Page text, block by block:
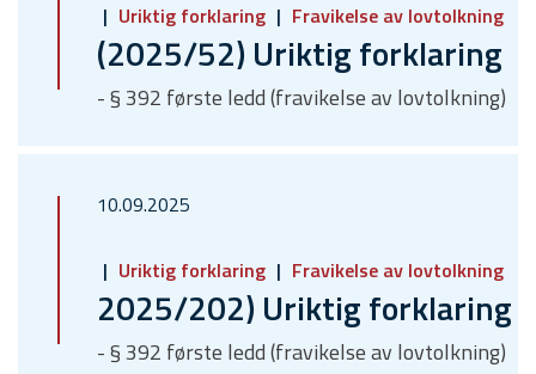
Uriktig forklaring Fravikelse av lovtolkning
(2025/52) Uriktig forklaring
- § 392 første ledd (fravikelse av lovtolkning)
10.09.2025
Uriktig forklaring Fravikelse av lovtolkning
2025/202) Uriktig forklaring
- § 392 første ledd (fravikelse av lovtolkning)